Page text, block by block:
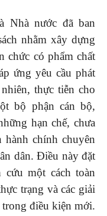
Nhà nước đã ban
nhằm xây dựng
chức có phẩm chất
ứng yêu cầu phát
thực tiễn cho
bộ phận cán bộ,
hạn chế, chưa
hành chính chuyên
dân. Điều này đặt
cứu một cách toàn
trạng và các giải
trong điều kiện mới.